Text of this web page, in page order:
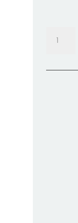
Black